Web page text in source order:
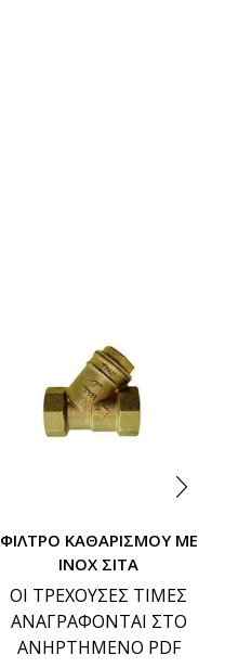
ΦΙΛΤΡΟ ΚΑΘΑΡΙΣΜΟΥ ΜΕ
ΙΝΟΧ ΣΙΤΑ
ΟΙ ΤΡΕΧΟΥΣΕΣ ΤΙΜΕΣ
ΑΝΑΓΡΑΦΟΝΤΑΙ ΣΤΟ
ΑΝΗΡΤΗΜΕΝΟ PDF